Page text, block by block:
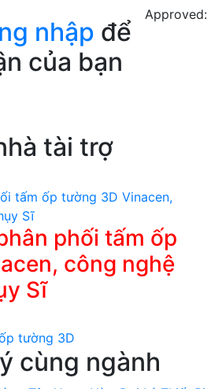
Approved:
nhập để
của bạn
tài trợ
phối tấm ốp
công nghệ
Sĩ
tường 3D
cùng ngành